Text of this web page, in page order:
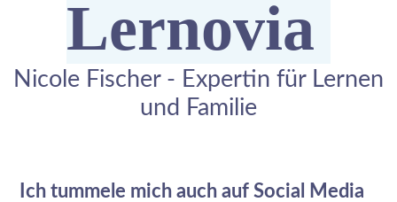
Lernovia
Nicole Fischer - Expertin für Lernen
und Familie
Ich tummele mich auch auf Social Media